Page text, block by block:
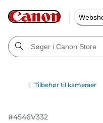
Tilbehør til kameraer
#4546V332